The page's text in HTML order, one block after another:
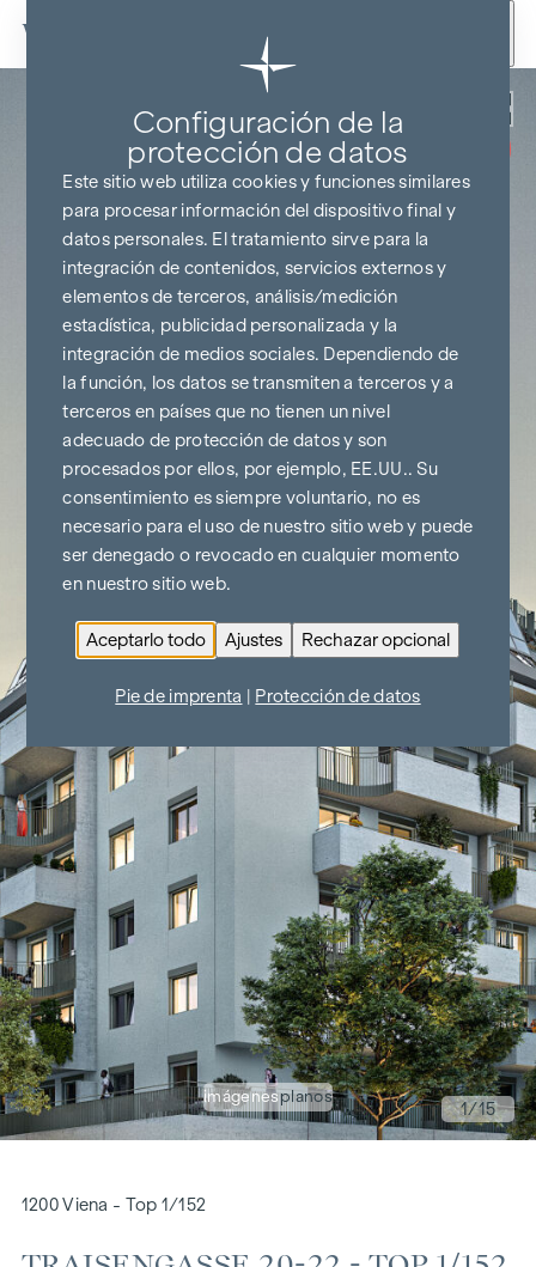
Ir al contenido
SIN COMISIONES
HASTA EL
INICIO DE LA
CONSTRUCCIÓN
imágenesplanos
1/15
1200 Viena - Top 1/152
Configuración de la
protección de datos
Este sitio web utiliza cookies y funciones similares
para procesar información del dispositivo final y
datos personales. El tratamiento sirve para la
integración de contenidos, servicios externos y
elementos de terceros, análisis/medición
estadística, publicidad personalizada y la
integración de medios sociales. Dependiendo de
la función, los datos se transmiten a terceros y a
terceros en países que no tienen un nivel
adecuado de protección de datos y son
procesados por ellos, por ejemplo, EE.UU.. Su
consentimiento es siempre voluntario, no es
necesario para el uso de nuestro sitio web y puede
ser denegado o revocado en cualquier momento
en nuestro sitio web.
Aceptarlo todo Ajustes Rechazar opcional
Pie de imprenta Protección de datos